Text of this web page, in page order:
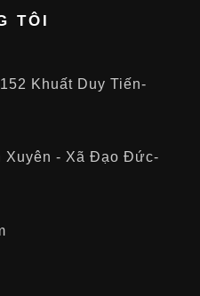
TÔI
Khuất Duy Tiến-
Xuyên - Xã Đạo Đức-